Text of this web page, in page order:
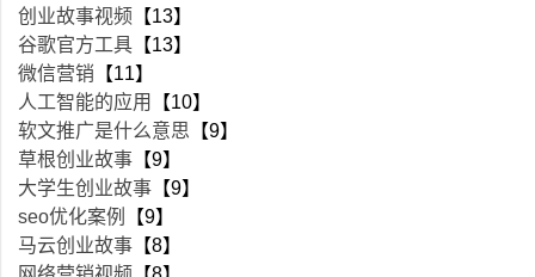
创业故事视频 【13】
谷歌官方工具 【13】
微信营销 【11】
人工智能的应用
【10】
软文推广是什么意思 【9】
草根创业故事 【9】
大学生创业故事 【9】
seo优化案例
【9】
马云创业故事 【8】